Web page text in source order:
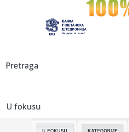
HETAFE U PROBLEMU:
08:56:Mračna tajna porodice sa
niskobudžetnog avio-...
08:54:
Pretraga
U fokusu
U FOKUSU KATEGORIJE